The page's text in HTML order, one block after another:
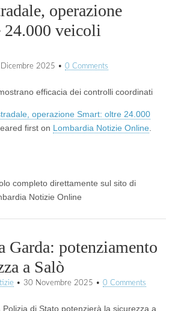
operazione
24.000 veicoli
2025 • 0 Comments
efficacia dei controlli coordinati
operazione Smart: oltre 24.000
first on Lombardia Notizie Online
completo direttamente sul sito di
Notizie Online
Garda: potenziamento
a Salò
• 30 Novembre 2025 • 0 Comments
di Stato potenzierà la sicurezza a